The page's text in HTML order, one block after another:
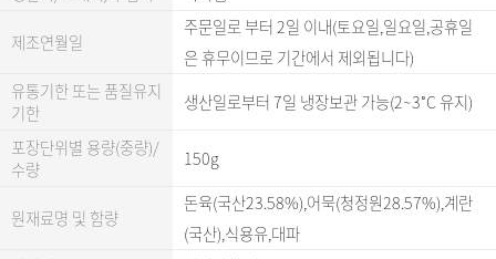
제조연월일
주문일로 부터 2일 이내(토요일,일요일,공휴일
은 휴무이므로 기간에서 제외됩니다)
유통기한 또는 품질유지
기한
생산일로부터 7일 냉장보관 가능(2~3˚C 유지)
포장단위별 용량(중량)/
수량
150g
원재료명 및 함량
돈육(국산23.58%),어묵(청정원28.57%),계란
(국산),식용유,대파